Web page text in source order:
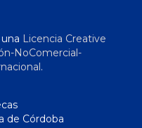
Licencia Creative
NoComercial-
.
de Córdoba